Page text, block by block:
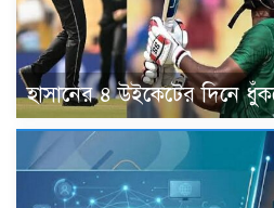
হাসানের ৪ উইকেটের দিনে